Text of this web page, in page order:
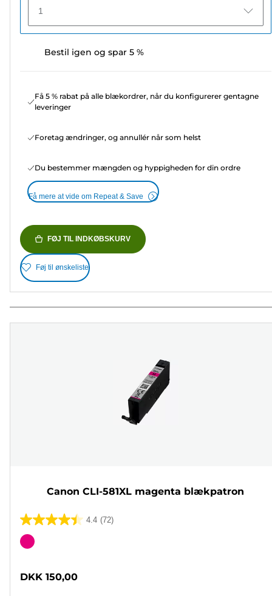
1
Bestil igen og spar 5 %
Få 5 % rabat på alle blækordrer, når du konfigurerer gentagne
leveringer
Foretag ændringer, og annullér når som helst
Du bestemmer mængden og hyppigheden for din ordre
Få mere at vide om Repeat & Save
FØJ TIL INDKØBSKURV
Føj til ønskeliste
Canon CLI-581XL magenta blækpatron
4.4 (72)
4.4
ud
stjerner.
Farvepatron
DKK 150,00